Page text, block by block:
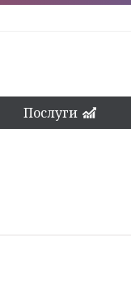
Послуги